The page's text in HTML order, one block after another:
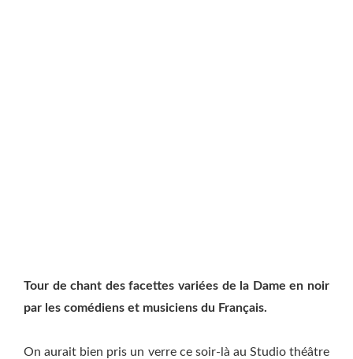
Tour de chant des facettes variées de la Dame en noir
par les comédiens et musiciens du Français.
On aurait bien pris un verre ce soir-là au Studio théâtre